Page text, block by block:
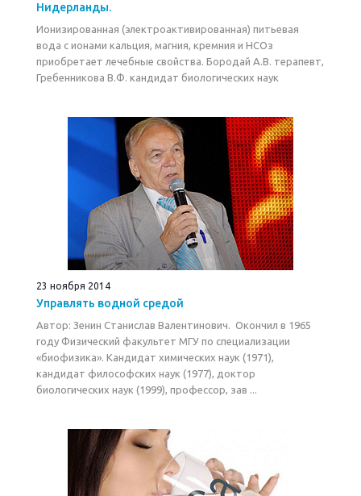
Нидерланды.
Ионизированная (электроактивированная) питьевая
вода с ионами кальция, магния, кремния и HCOз
приобретает лечебные свойства. Бородай А.В. терапевт,
Гребенникова В.Ф. кандидат биoлогических наук
23 ноября 2014
Управлять водной средой
Автор: Зенин Станислав Валентинович. Окончил в 1965
году Физический факультет МГУ по специализации
«биофизика». Кандидат химических наук (1971),
кандидат философских наук (1977), доктор
биологических наук (1999), профессор, зав ...